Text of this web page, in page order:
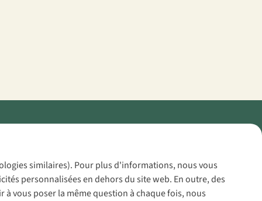
similaires). Pour plus d'informations, nous vous
personnalisées en dehors du site web. En outre, des
à vous poser la même question à chaque fois, nous